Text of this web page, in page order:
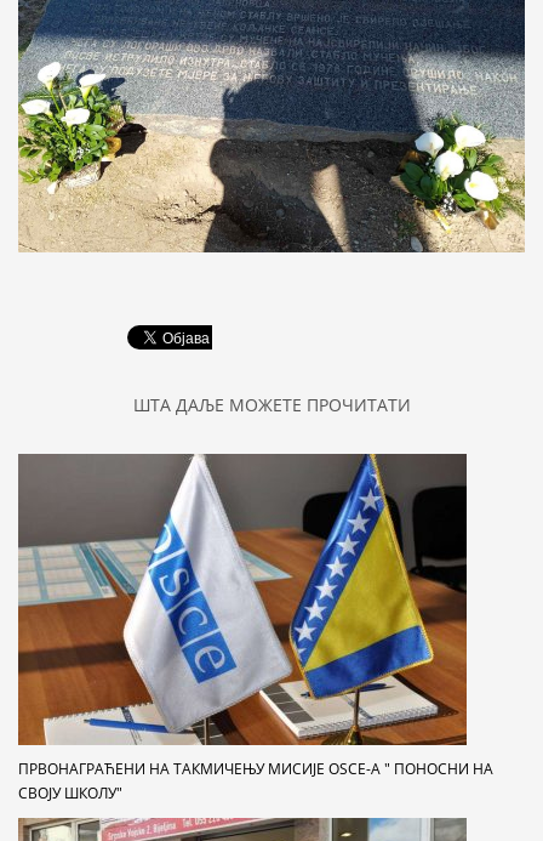
ШТА ДАЉЕ МОЖЕТЕ ПРОЧИТАТИ
ПРВОНАГРАЋЕНИ НА ТАКМИЧЕЊУ МИСИЈЕ OSCE-A " ПОНОСНИ НА
СВОЈУ ШКОЛУ"